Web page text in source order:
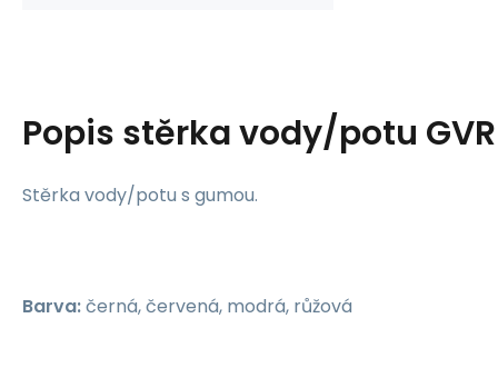
Popis stěrka vody/potu
Stěrka vody/potu s gumou.
Barva:černá, červená, modrá, růžová